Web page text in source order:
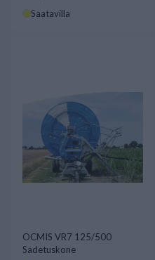
Saatavilla
OCMIS VR7 125/500
Sadetuskone